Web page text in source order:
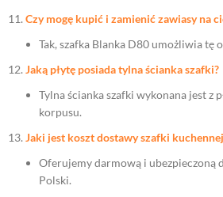
Czy mogę kupić i zamienić zawiasy na
Tak, szafka Blanka D80 umożliwia tę
Jaką płytę posiada tylna ścianka szafki?
Tylna ścianka szafki wykonana jest z
korpusu.
Jaki jest koszt dostawy szafki
Oferujemy darmową i ubezpieczoną
Polski.